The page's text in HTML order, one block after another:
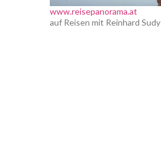
www.reisepanorama.at
auf Reisen mit Reinhard Sudy